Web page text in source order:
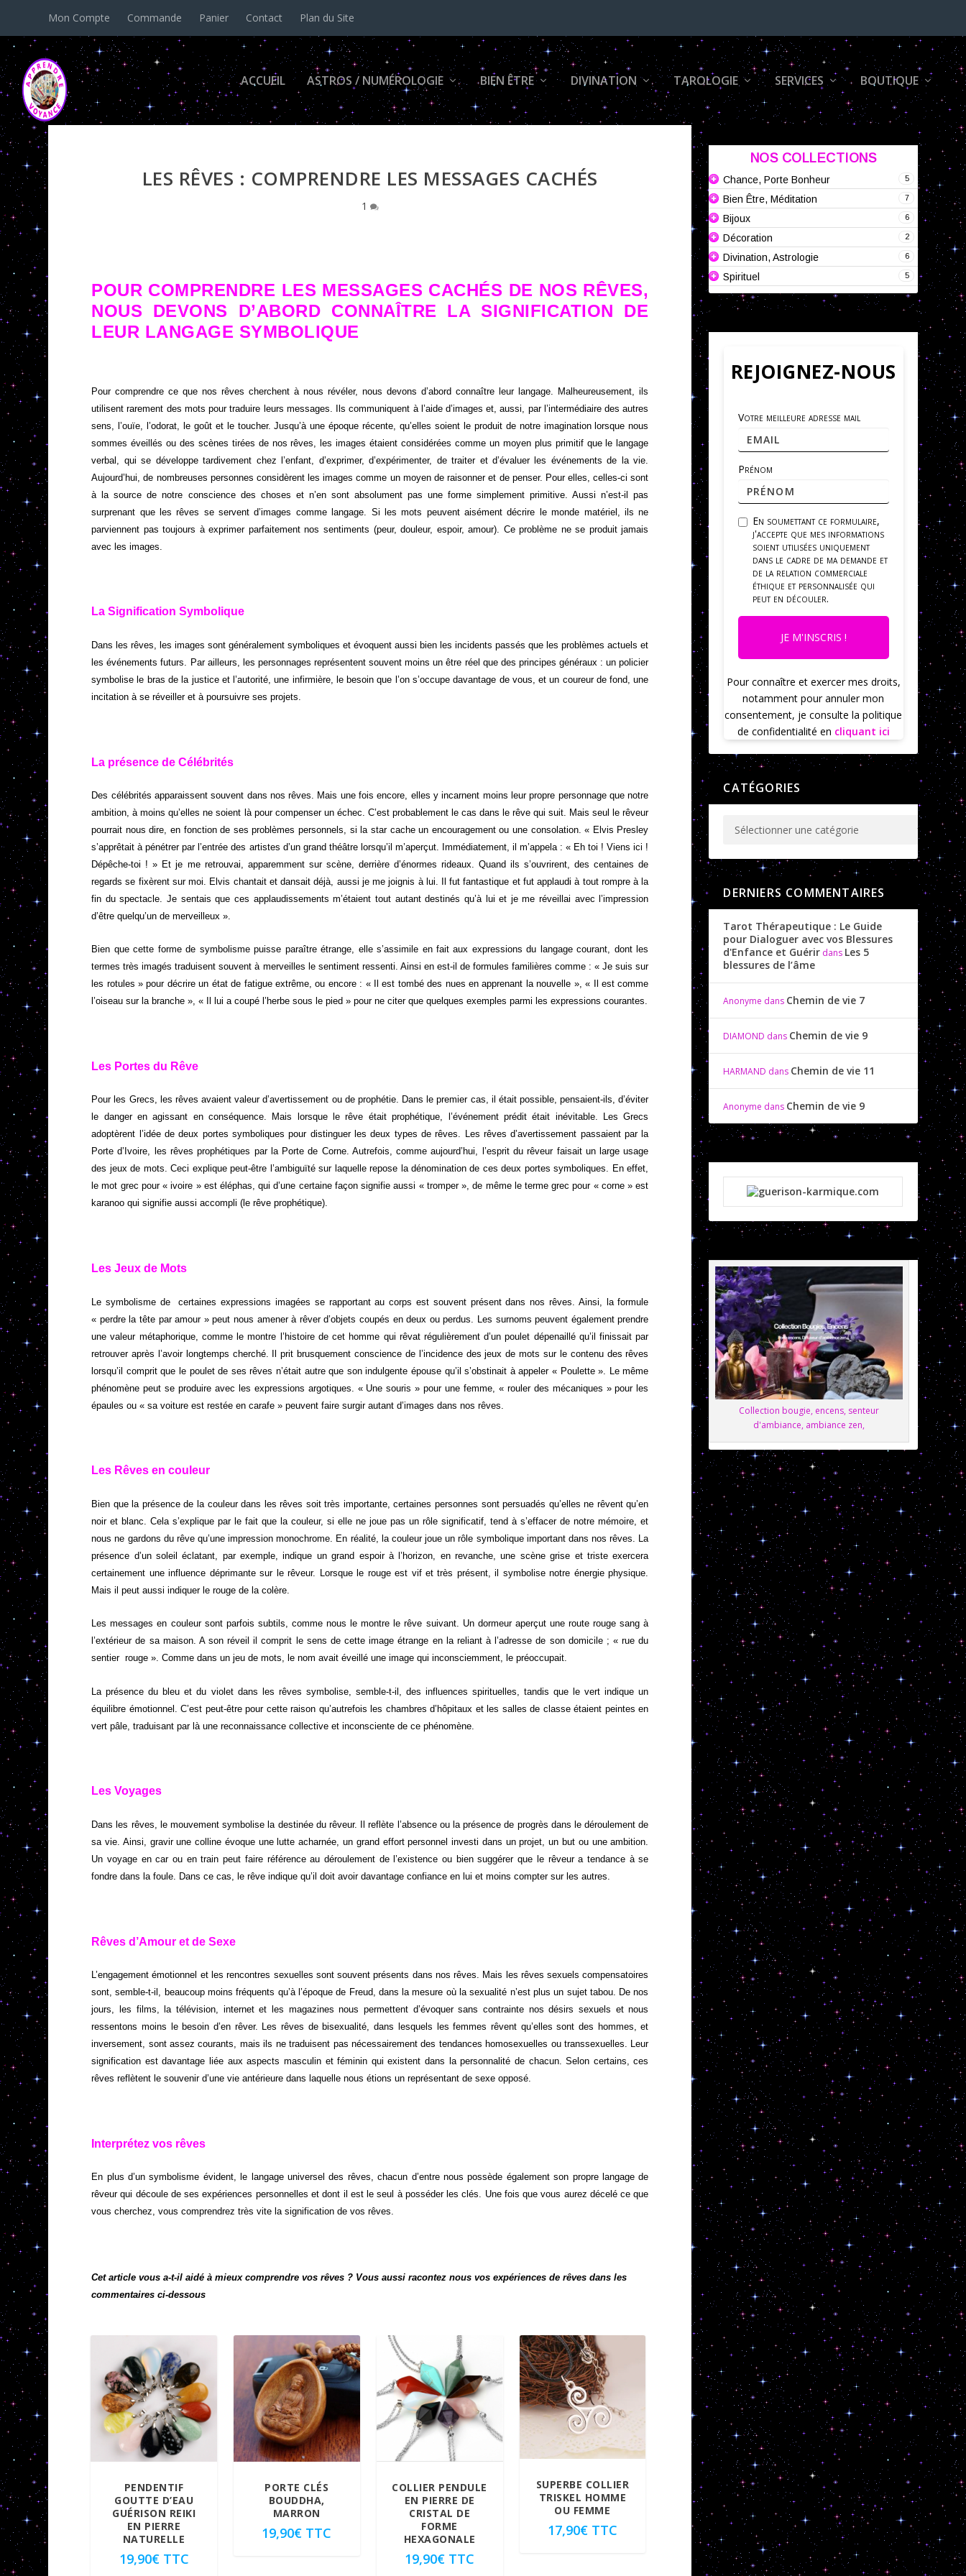
Mon Compte Commande Panier Contact Plan du Site
ACCUEIL ASTROS / NUMÉROLOGIE BIEN ÊTRE DIVINATION TAROLOGIE SERVICES BOUTIQUE
LES RÊVES : COMPRENDRE LES MESSAGES CACHÉS
1
POUR COMPRENDRE LES MESSAGES CACHÉS DE NOS RÊVES,
NOUS DEVONS D’ABORD CONNAÎTRE LA SIGNIFICATION DE
LEUR LANGAGE SYMBOLIQUE
Pour comprendre ce que nos rêves cherchent à nous révéler, nous devons d’abord connaître leur langage. Malheureusement, ils
utilisent rarement des mots pour traduire leurs messages. Ils communiquent à l’aide d’images et, aussi, par l’intermédiaire des autres
sens, l’ouïe, l’odorat, le goût et le toucher. Jusqu’à une époque récente, qu’elles soient le produit de notre imagination lorsque nous
sommes éveillés ou des scènes tirées de nos rêves, les images étaient considérées comme un moyen plus primitif que le langage
verbal, qui se développe tardivement chez l’enfant, d’exprimer, d’expérimenter, de traiter et d’évaluer les événements de la vie.
Aujourd’hui, de nombreuses personnes considèrent les images comme un moyen de raisonner et de penser. Pour elles, celles-ci sont
à la source de notre conscience des choses et n’en sont absolument pas une forme simplement primitive. Aussi n’est-il pas
surprenant que les rêves se servent d’images comme langage. Si les mots peuvent aisément décrire le monde matériel, ils ne
parviennent pas toujours à exprimer parfaitement nos sentiments (peur, douleur, espoir, amour). Ce problème ne se produit jamais
avec les images.
La Signification Symbolique
Dans les rêves, les images sont généralement symboliques et évoquent aussi bien les incidents passés que les problèmes actuels et
les événements futurs. Par ailleurs, les personnages représentent souvent moins un être réel que des principes généraux : un policier
symbolise le bras de la justice et l’autorité, une infirmière, le besoin que l’on s’occupe davantage de vous, et un coureur de fond, une
incitation à se réveiller et à poursuivre ses projets.
La présence de Célébrités
Des célébrités apparaissent souvent dans nos rêves. Mais une fois encore, elles y incarnent moins leur propre personnage que notre
ambition, à moins qu’elles ne soient là pour compenser un échec. C’est probablement le cas dans le rêve qui suit. Mais seul le rêveur
pourrait nous dire, en fonction de ses problèmes personnels, si la star cache un encouragement ou une consolation. « Elvis Presley
s’apprêtait à pénétrer par l’entrée des artistes d’un grand théâtre lorsqu’il m’aperçut. Immédiatement, il m’appela : « Eh toi ! Viens ici !
Dépêche-toi ! » Et je me retrouvai, apparemment sur scène, derrière d’énormes rideaux. Quand ils s’ouvrirent, des centaines de
regards se fixèrent sur moi. Elvis chantait et dansait déjà, aussi je me joignis à lui. Il fut fantastique et fut applaudi à tout rompre à la
fin du spectacle. Je sentais que ces applaudissements m’étaient tout autant destinés qu’à lui et je me réveillai avec l’impression
d’être quelqu’un de merveilleux ».
Bien que cette forme de symbolisme puisse paraître étrange, elle s’assimile en fait aux expressions du langage courant, dont les
termes très imagés traduisent souvent à merveilles le sentiment ressenti. Ainsi en est-il de formules familières comme : « Je suis sur
les rotules » pour décrire un état de fatigue extrême, ou encore : « Il est tombé des nues en apprenant la nouvelle », « Il est comme
l’oiseau sur la branche », « Il lui a coupé l’herbe sous le pied » pour ne citer que quelques exemples parmi les expressions courantes.
Les Portes du Rêve
Pour les Grecs, les rêves avaient valeur d’avertissement ou de prophétie. Dans le premier cas, il était possible, pensaient-ils, d’éviter
le danger en agissant en conséquence. Mais lorsque le rêve était prophétique, l’événement prédit était inévitable. Les Grecs
adoptèrent l’idée de deux portes symboliques pour distinguer les deux types de rêves. Les rêves d’avertissement passaient par la
Porte d’Ivoire, les rêves prophétiques par la Porte de Corne. Autrefois, comme aujourd’hui, l’esprit du rêveur faisait un large usage
des jeux de mots. Ceci explique peut-être l’ambiguïté sur laquelle repose la dénomination de ces deux portes symboliques. En effet,
le mot grec pour « ivoire » est éléphas, qui d’une certaine façon signifie aussi « tromper », de même le terme grec pour « corne » est
karanoo qui signifie aussi accompli (le rêve prophétique).
Les Jeux de Mots
Le symbolisme de certaines expressions imagées se rapportant au corps est souvent présent dans nos rêves. Ainsi, la formule
« perdre la tête par amour » peut nous amener à rêver d’objets coupés en deux ou perdus. Les surnoms peuvent également prendre
une valeur métaphorique, comme le montre l’histoire de cet homme qui rêvat régulièrement d’un poulet dépenaillé qu’il finissait par
retrouver après l’avoir longtemps cherché. Il prit brusquement conscience de l’incidence des jeux de mots sur le contenu des rêves
lorsqu’il comprit que le poulet de ses rêves n’était autre que son indulgente épouse qu’il s’obstinait à appeler « Poulette ». Le même
phénomène peut se produire avec les expressions argotiques. « Une souris » pour une femme, « rouler des mécaniques » pour les
épaules ou « sa voiture est restée en carafe » peuvent faire surgir autant d’images dans nos rêves.
Les Rêves en couleur
Bien que la présence de la couleur dans les rêves soit très importante, certaines personnes sont persuadés qu’elles ne rêvent qu’en
noir et blanc. Cela s’explique par le fait que la couleur, si elle ne joue pas un rôle significatif, tend à s’effacer de notre mémoire, et
nous ne gardons du rêve qu’une impression monochrome. En réalité, la couleur joue un rôle symbolique important dans nos rêves. La
présence d’un soleil éclatant, par exemple, indique un grand espoir à l’horizon, en revanche, une scène grise et triste exercera
certainement une influence déprimante sur le rêveur. Lorsque le rouge est vif et très présent, il symbolise notre énergie physique.
Mais il peut aussi indiquer le rouge de la colère.
Les messages en couleur sont parfois subtils, comme nous le montre le rêve suivant. Un dormeur aperçut une route rouge sang à
l’extérieur de sa maison. A son réveil il comprit le sens de cette image étrange en la reliant à l’adresse de son domicile ; « rue du
sentier rouge ». Comme dans un jeu de mots, le nom avait éveillé une image qui inconsciemment, le préoccupait.
La présence du bleu et du violet dans les rêves symbolise, semble-t-il, des influences spirituelles, tandis que le vert indique un
équilibre émotionnel. C’est peut-être pour cette raison qu’autrefois les chambres d’hôpitaux et les salles de classe étaient peintes en
vert pâle, traduisant par là une reconnaissance collective et inconsciente de ce phénomène.
Les Voyages
Dans les rêves, le mouvement symbolise la destinée du rêveur. Il reflète l’absence ou la présence de progrès dans le déroulement de
sa vie. Ainsi, gravir une colline évoque une lutte acharnée, un grand effort personnel investi dans un projet, un but ou une ambition.
Un voyage en car ou en train peut faire référence au déroulement de l’existence ou bien suggérer que le rêveur a tendance à se
fondre dans la foule. Dans ce cas, le rêve indique qu’il doit avoir davantage confiance en lui et moins compter sur les autres.
Rêves d’Amour et de Sexe
L’engagement émotionnel et les rencontres sexuelles sont souvent présents dans nos rêves. Mais les rêves sexuels compensatoires
sont, semble-t-il, beaucoup moins fréquents qu’à l’époque de Freud, dans la mesure où la sexualité n’est plus un sujet tabou. De nos
jours, les films, la télévision, internet et les magazines nous permettent d’évoquer sans contrainte nos désirs sexuels et nous
ressentons moins le besoin d’en rêver. Les rêves de bisexualité, dans lesquels les femmes rêvent qu’elles sont des hommes, et
inversement, sont assez courants, mais ils ne traduisent pas nécessairement des tendances homosexuelles ou transsexuelles. Leur
signification est davantage liée aux aspects masculin et féminin qui existent dans la personnalité de chacun. Selon certains, ces
rêves reflètent le souvenir d’une vie antérieure dans laquelle nous étions un représentant de sexe opposé.
Interprétez vos rêves
En plus d’un symbolisme évident, le langage universel des rêves, chacun d’entre nous possède également son propre langage de
rêveur qui découle de ses expériences personnelles et dont il est le seul à posséder les clés. Une fois que vous aurez décelé ce que
vous cherchez, vous comprendrez très vite la signification de vos rêves.
Cet article vous a-t-il aidé à mieux comprendre vos rêves ? Vous aussi racontez nous vos expériences de rêves dans les
commentaires ci-dessous
PENDENTIF
GOUTTE D’EAU
GUÉRISON REIKI
EN PIERRE
NATURELLE
19,90€ TTC
PORTE CLÉS
BOUDDHA,
MARRON
19,90€ TTC
COLLIER PENDULE
EN PIERRE DE
CRISTAL DE
FORME
HEXAGONALE
19,90€ TTC
SUPERBE COLLIER
TRISKEL HOMME
OU FEMME
17,90€ TTC
NOS COLLECTIONS
5
Chance, Porte Bonheur
7
Bien Être, Méditation
6
Bijoux
2
Décoration
6
Divination, Astrologie
5
Spirituel
REJOIGNEZ-NOUS
Votre meilleure adresse mail
Prénom
En soumettant ce formulaire,
j'accepte que mes informations
soient utilisées uniquement
dans le cadre de ma demande et
de la relation commerciale
éthique et personnalisée qui
peut en découler.
JE M'INSCRIS !
Pour connaître et exercer mes droits,
notamment pour annuler mon
consentement, je consulte la politique
de confidentialité en cliquant ici
CATÉGORIES
DERNIERS COMMENTAIRES
Tarot Thérapeutique : Le Guide
pour Dialoguer avec vos Blessures
d'Enfance et Guérir dans Les 5
blessures de l’âme
Anonyme dans Chemin de vie 7
DIAMOND dans Chemin de vie 9
HARMAND dans Chemin de vie 11
Anonyme dans Chemin de vie 9
Collection bougie, encens, senteur
d'ambiance, ambiance zen,